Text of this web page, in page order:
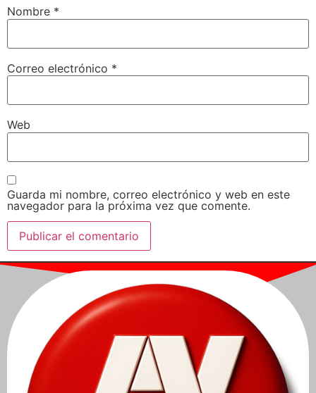
Nombre *
Correo electrónico *
Web
Guarda mi nombre, correo electrónico y web en este
navegador para la próxima vez que comente.